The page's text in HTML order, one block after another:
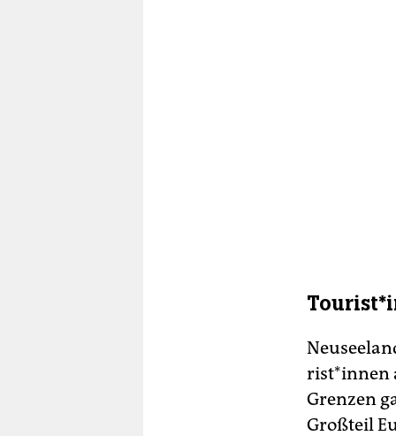
ris­t*in­nen
Grenzen
Großteil